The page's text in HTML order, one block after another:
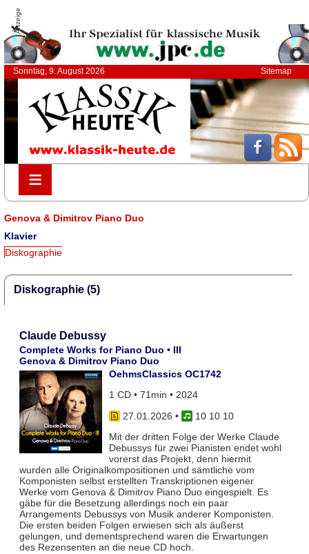
Anzeige
Sonntag, 9. August 2026 Sitemap
≡
≡
Genova & Dimitrov Piano Duo
Klavier
Diskographie
Diskographie (5)
Claude Debussy
Complete Works for Piano Duo • III
Genova & Dimitrov Piano Duo
OehmsClassics OC1742
1 CD • 71min • 2024
27.01.2026 •
10 10 10
Mit der dritten Folge der Werke Claude
Debussys für zwei Pianisten endet wohl
vorerst das Projekt, denn hiermit
wurden alle Originalkompositionen und sämtliche vom
Komponisten selbst erstellten Transkriptionen eigener
Werke vom Genova & Dimitrov Piano Duo eingespielt. Es
gäbe für die Besetzung allerdings noch ein paar
Arrangements Debussys von Musik anderer Komponisten.
Die ersten beiden Folgen erwiesen sich als äußerst
gelungen, und dementsprechend waren die Erwartungen
des Rezensenten an die neue CD hoch.